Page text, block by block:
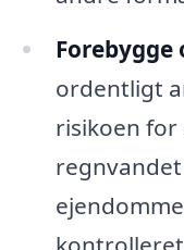
Forebygge
ordentligt
risikoen for